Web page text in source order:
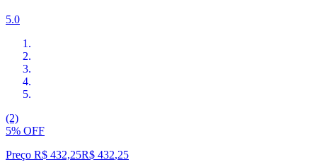
5.0
(2)
5% OFF
Preço R$ 432,25R$ 432,25